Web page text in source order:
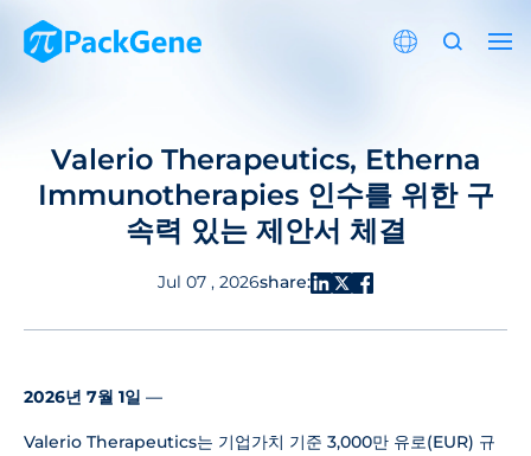
Valerio Therapeutics, Etherna
Immunotherapies 인수를 위한 구
속력 있는 제안서 체결
Jul 07 , 2026share:
2026년 7월 1일 —
Valerio Therapeutics는 기업가치 기준 3,000만 유로(EUR) 규